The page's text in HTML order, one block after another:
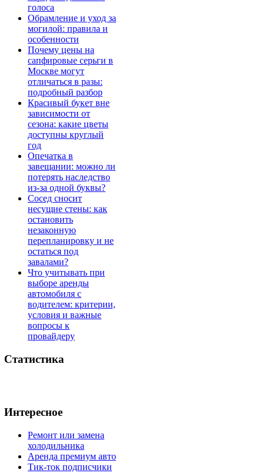
голоса
Обрамление и уход за
могилой: правила и
особенности
Почему цены на
сапфировые серьги в
Москве могут
отличаться в разы:
подробный разбор
Красивый букет вне
зависимости от
сезона: какие цветы
доступны круглый
год
Опечатка в
завещании: можно ли
потерять наследство
из-за одной буквы?
Сосед сносит
несущие стены: как
остановить
незаконную
перепланировку и не
остаться под
завалами?
Что учитывать при
выборе аренды
автомобиля с
водителем: критерии,
условия и важные
вопросы к
провайдеру
Статистика
Интересное
Ремонт или замена
холодильника
Аренда премиум авто
Тик-ток подписчики